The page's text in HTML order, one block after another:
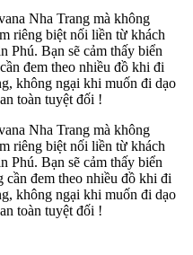
Nha Trang mà không
riêng biệt nối liền từ khách
Phú. Bạn sẽ cảm thấy biển
đem theo nhiều đồ khi đi
không ngại khi muốn đi dạo
toàn tuyệt đối !
Nha Trang mà không
riêng biệt nối liền từ khách
Phú. Bạn sẽ cảm thấy biển
đem theo nhiều đồ khi đi
không ngại khi muốn đi dạo
toàn tuyệt đối !